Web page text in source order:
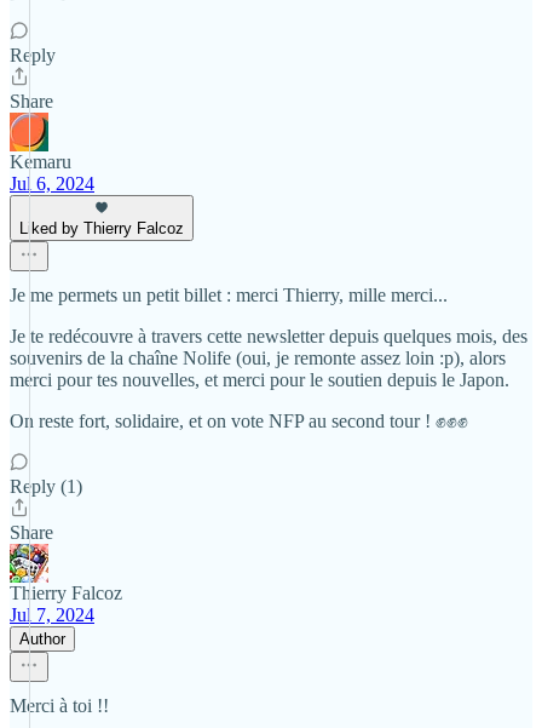
Reply
Share
Kemaru
Jul 6, 2024
Liked by Thierry Falcoz
Je me permets un petit billet : merci Thierry, mille merci...
Je te redécouvre à travers cette newsletter depuis quelques mois, des
souvenirs de la chaîne Nolife (oui, je remonte assez loin :p), alors
merci pour tes nouvelles, et merci pour le soutien depuis le Japon.
On reste fort, solidaire, et on vote NFP au second tour ! ✊✊✊
Reply (1)
Share
Thierry Falcoz
Jul 7, 2024
Author
Merci à toi !!